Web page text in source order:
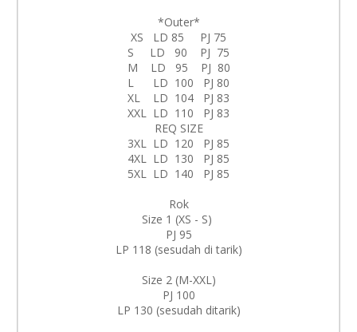
*Outer*
XS LD 85 PJ 75
S LD 90 PJ 75
M LD 95 PJ 80
L LD 100 PJ 80
XL LD 104 PJ 83
XXL LD 110 PJ 83
REQ SIZE
3XL LD 120 PJ 85
4XL LD 130 PJ 85
5XL LD 140 PJ 85
Rok
Size 1 (XS - S)
PJ 95
LP 118 (sesudah di tarik)
Size 2 (M-XXL)
PJ 100
LP 130 (sesudah ditarik)